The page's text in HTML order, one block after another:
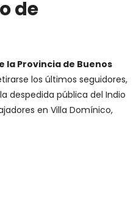
de
la Provincia de Buenos
los últimos seguidores,
despedida pública del Indio
en Villa Domínico,